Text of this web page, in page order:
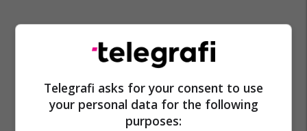
Telegrafi asks for your consent to use
your personal data for the following
purposes: